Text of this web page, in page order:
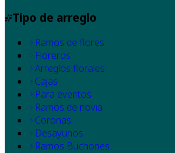
Tipo de arreglo
Ramos de flores
Floreros
Arreglos florales
Cajas
Para eventos
Ramos de novia
Coronas
Desayunos
Ramos Buchones